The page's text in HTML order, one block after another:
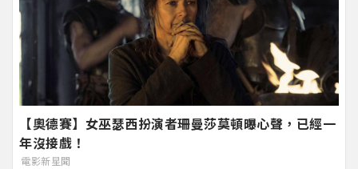
【奧德賽】女巫瑟西扮演者珊曼莎莫頓曝心聲，已經一
年沒接戲！
電影新星聞